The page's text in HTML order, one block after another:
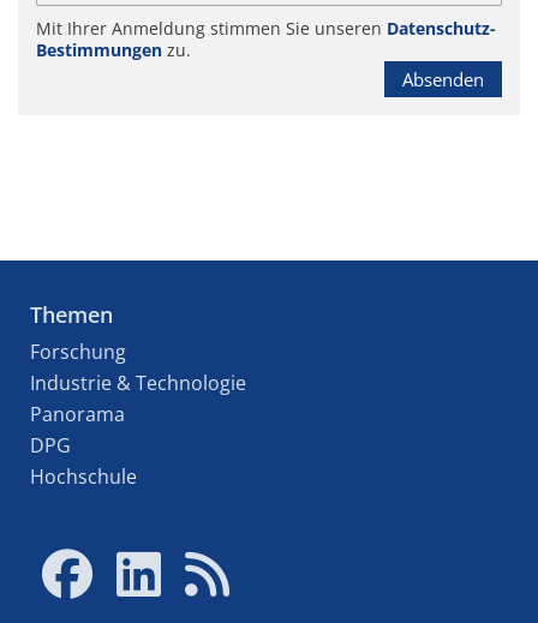
Mit Ihrer Anmeldung stimmen Sie unseren Datenschutz-
Bestimmungen zu.
Absenden
Themen
Forschung
Industrie & Technologie
Panorama
DPG
Hochschule